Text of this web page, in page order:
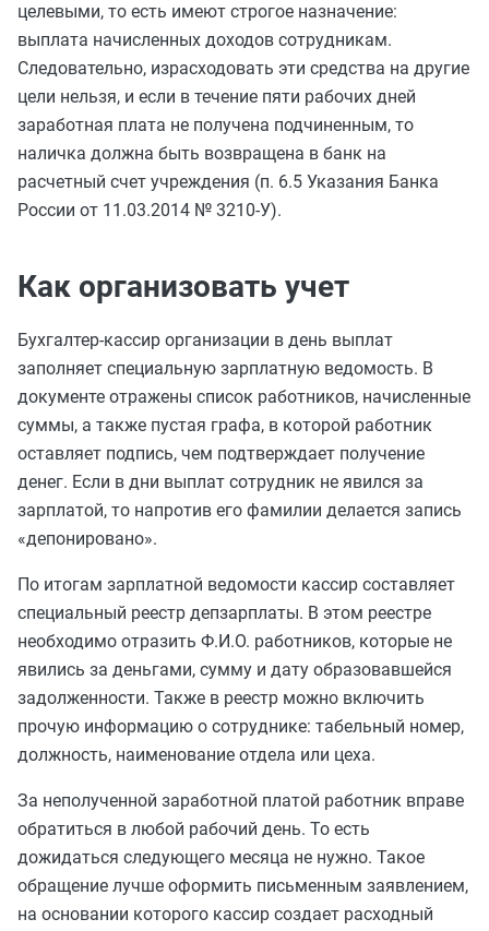
целевыми, то есть имеют строгое назначение:
выплата начисленных доходов сотрудникам.
Следовательно, израсходовать эти средства на другие
цели нельзя, и если в течение пяти рабочих дней
заработная плата не получена подчиненным, то
наличка должна быть возвращена в банк на
расчетный счет учреждения (п. 6.5 Указания Банка
России от 11.03.2014 № 3210-У).
Как организовать учет
Бухгалтер-кассир организации в день выплат
заполняет специальную зарплатную ведомость. В
документе отражены список работников, начисленные
суммы, а также пустая графа, в которой работник
оставляет подпись, чем подтверждает получение
денег. Если в дни выплат сотрудник не явился за
зарплатой, то напротив его фамилии делается запись
«депонировано».
По итогам зарплатной ведомости кассир составляет
специальный реестр депзарплаты. В этом реестре
необходимо отразить Ф.И.О. работников, которые не
явились за деньгами, сумму и дату образовавшейся
задолженности. Также в реестр можно включить
прочую информацию о сотруднике: табельный номер,
должность, наименование отдела или цеха.
За неполученной заработной платой работник вправе
обратиться в любой рабочий день. То есть
дожидаться следующего месяца не нужно. Такое
обращение лучше оформить письменным заявлением,
на основании которого кассир создает расходный